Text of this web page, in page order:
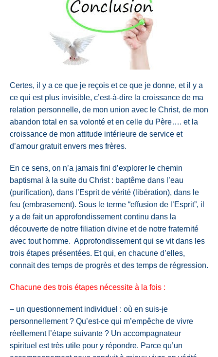
Certes, il y a ce que je reçois et ce que je donne, et il y a
ce qui est plus invisible, c’est-à-dire la croissance de ma
relation personnelle, de mon union avec le Christ, de mon
abandon total en sa volonté et en celle du Père…. et la
croissance de mon attitude intérieure de service et
d’amour gratuit envers mes frères.
En ce sens, on n’a jamais fini d’explorer le chemin
baptismal à la suite du Christ : baptême dans l’eau
(purification), dans l’Esprit de vérité (libération), dans le
feu (embrasement). Sous le terme “effusion de l’Esprit”, il
y a de fait un approfondissement continu dans la
découverte de notre filiation divine et de notre fraternité
avec tout homme. Approfondissement qui se vit dans les
trois étapes présentées. Et qui, en chacune d’elles,
connait des temps de progrès et des temps de régression.
Chacune des trois étapes nécessite à la fois :
– un questionnement individuel : où en suis-je
personnellement ? Qu’est-ce qui m’empêche de vivre
réellement l’étape suivante ? Un accompagnateur
spirituel est très utile pour y répondre. Parce qu’un